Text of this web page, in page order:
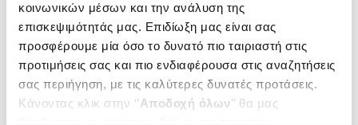
κοινωνικών μέσων και την ανάλυση της
επισκεψιμότητάς μας. Επιδίωξη μας είναι σας
προσφέρουμε μία όσο το δυνατό πιο ταιριαστή στις
προτιμήσεις σας και πιο ενδιαφέρουσα στις αναζητήσεις
σας περιήγηση, με τις καλύτερες δυνατές προτάσεις.
Κάνοντας κλικ στην ‘’Αποδοχή όλων’’ θα μας